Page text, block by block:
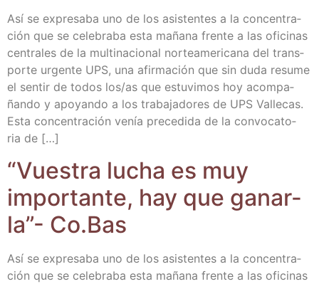
Así se expre­sa­ba uno de los asis­ten­tes a la con­cen­tra­
ción que se cele­bra­ba esta maña­na fren­te a las ofi­ci­nas
cen­tra­les de la mul­ti­na­cio­nal nor­te­ame­ri­ca­na del trans­
por­te urgen­te UPS, una afir­ma­ción que sin duda resu­me
el sen­tir de todos los/​as que estu­vi­mos hoy acom­pa­
ñan­do y apo­yan­do a los tra­ba­ja­do­res de UPS Valle­cas.
Esta con­cen­tra­ción venía pre­ce­di­da de la con­vo­ca­to­
ria de […]
“Vues­tra lucha es muy
impor­tan­te, hay que ganar­
la”- Co.Bas
Así se expre­sa­ba uno de los asis­ten­tes a la con­cen­tra­
ción que se cele­bra­ba esta maña­na fren­te a las ofi­ci­nas